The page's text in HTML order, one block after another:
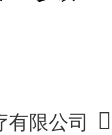
有限公司 